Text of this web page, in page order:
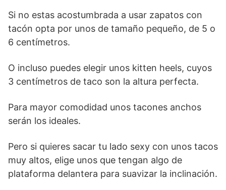
Si no estas acostumbrada a usar zapatos con
tacón opta por unos de tamaño pequeño, de 5 o
6 centímetros.
O incluso puedes elegir unos kitten heels, cuyos
3 centímetros de taco son la altura perfecta.
Para mayor comodidad unos tacones anchos
serán los ideales.
Pero si quieres sacar tu lado sexy con unos tacos
muy altos, elige unos que tengan algo de
plataforma delantera para suavizar la inclinación.